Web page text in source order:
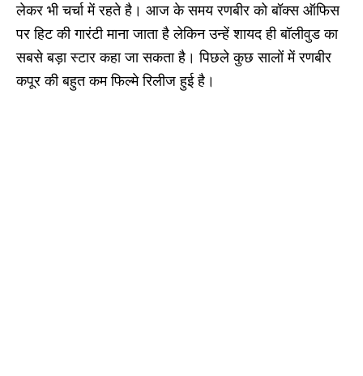
लेकर भी चर्चा में रहते है। आज के समय रणबीर को बॉक्स ऑफिस
पर हिट की गारंटी माना जाता है लेकिन उन्हें शायद ही बॉलीवुड का
सबसे बड़ा स्टार कहा जा सकता है। पिछले कुछ सालों में रणबीर
कपूर की बहुत कम फिल्मे रिलीज हुई है।